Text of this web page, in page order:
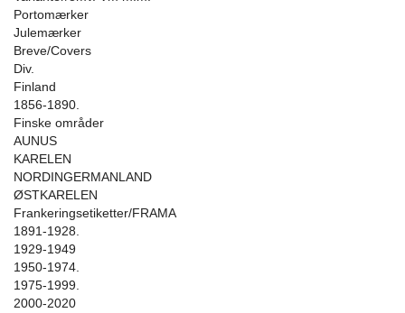
Portomærker
Julemærker
Breve/Covers
Div.
Finland
1856-1890.
Finske områder
AUNUS
KARELEN
NORDINGERMANLAND
ØSTKARELEN
Frankeringsetiketter/FRAMA
1891-1928.
1929-1949
1950-1974.
1975-1999.
2000-2020